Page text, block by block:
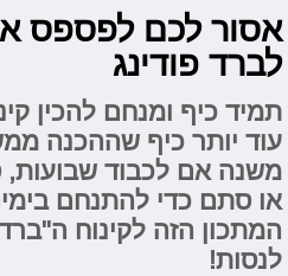
אסור לכם לפספס
לברד פודינג
תמיד כיף ומנחם להכין
עוד יותר כיף שההכנה
משנה אם לכבוד
או סתם כדי להתנחם
המתכון הזה לקינוח
לנסות!